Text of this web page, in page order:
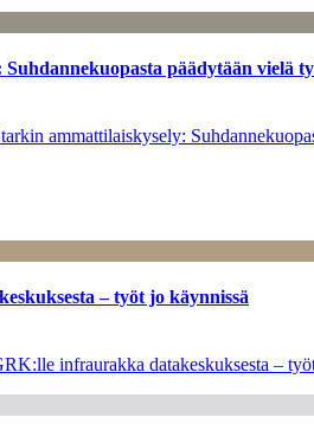
päädytään vielä
ammattilaiskysely:
– työt jo käynnissä
infraurakka datakeskuksesta –